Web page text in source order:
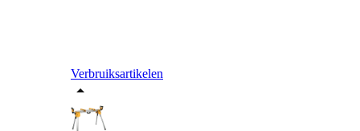
Verbruiksartikelen